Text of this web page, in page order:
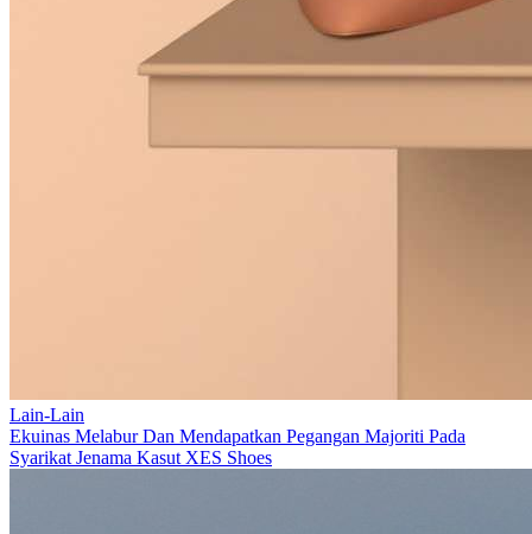
Lain-Lain
Ekuinas Melabur Dan Mendapatkan Pegangan Majoriti Pada
Syarikat Jenama Kasut XES Shoes